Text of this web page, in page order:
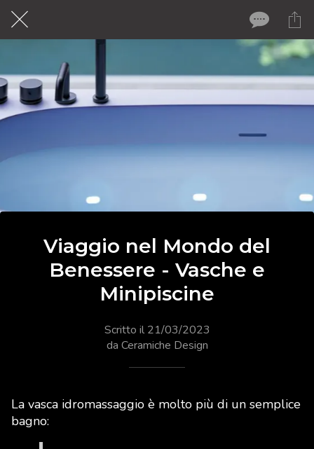
Viaggio nel Mondo del
Benessere - Vasche e
Minipiscine
Scritto il 21/03/2023
da Ceramiche Design
La vasca idromassaggio è molto più di un semplice
bagno: